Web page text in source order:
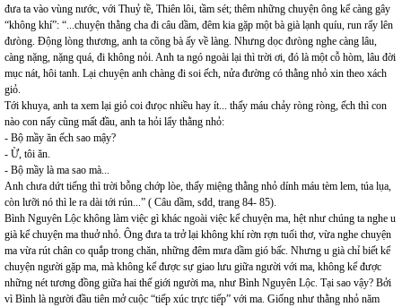
đưa ta vào vùng nước, với Thuỷ tề, Thiên lôi, tầm sét; thêm những chuyện ông kể càng gây
“không khí”: “...chuyện thằng cha đi câu dầm, đêm kia gặp một bà già lạnh quíu, run rẩy lên
đưòng. Động lòng thương, anh ta cõng bà ấy về làng. Nhưng dọc đưòng nghe càng lâu,
càng nặng, nặng quá, đi không nỏi. Anh ta ngó ngoài lại thì trời ơi, đó là một cỗ hòm, lâu đời
mục nát, hôi tanh. Lại chuyện anh chàng đi soi ếch, nửa đường có thằng nhỏ xin theo xách
giỏ.
Tới khuya, anh ta xem lại giỏ coi đưọc nhiều hay ít... thấy máu chảy ròng ròng, ếch thì con
nào con nấy cũng mất đầu, anh ta hỏi lẩy thằng nhỏ:
- Bộ mầy ăn ếch sao mậy?
- Ừ, tôi ăn.
- Bộ mầy là ma sao mà...
Anh chưa dứt tiếng thì trời bỗng chớp lòe, thấy miệng thằng nhỏ dính máu tèm lem, túa lụa,
còn lưỡi nó thì le ra dài tới rún...” ( Câu dầm, sđd, trang 84- 85).
Bình Nguyên Lộc không làm việc gì khác ngoài việc kể chuyện ma, hệt như chúng ta nghe u
già kể chuyện ma thuở nhỏ. Ông đưa ta trở lại không khí rờn rợn tuổi thơ, vừa nghe chuyện
ma vừa rút chân co quắp trong chăn, những đêm mưa dầm gió bấc. Nhưng u già chỉ biết kể
chuyện người gặp ma, mà không kể được sự giao lưu giữa người với ma, không kể được
những nét tương đồng giữa hai thế giới người ma, như Bình Nguyên Lộc. Tại sao vậy? Bởi
vì Bình là người đầu tiên mở cuộc “tiếp xúc trực tiếp” với ma. Giống như thằng nhỏ năm